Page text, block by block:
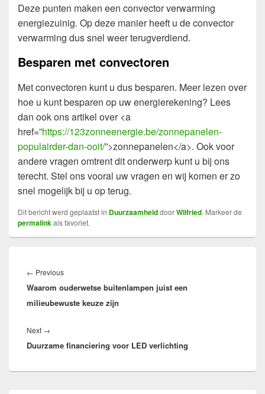
Deze punten maken een convector verwarming
energiezuinig. Op deze manier heeft u de convector
verwarming dus snel weer terugverdiend.
Besparen met convectoren
Met convectoren kunt u dus besparen. Meer lezen over
hoe u kunt besparen op uw energierekening? Lees
dan ook ons artikel over <a
href=”https://123zonneenergie.be/zonnepanelen-
populairder-dan-ooit/”>zonnepanelen</a>. Ook voor
andere vragen omtrent dit onderwerp kunt u bij ons
terecht. Stel ons vooral uw vragen en wij komen er zo
snel mogelijk bij u op terug.
Dit bericht werd geplaatst in DuurzaamheiddoorWilfried. Markeer de
permalinkals favoriet.
navigatie
← PreviousPrevious
post:
Waarom ouderwetse buitenlampen juist een
milieubewuste keuze zijn
Next →
post:
Duurzame financiering voor LED verlichting